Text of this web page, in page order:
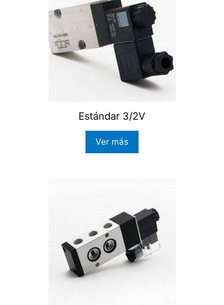
Estándar 3/2V
Ver más